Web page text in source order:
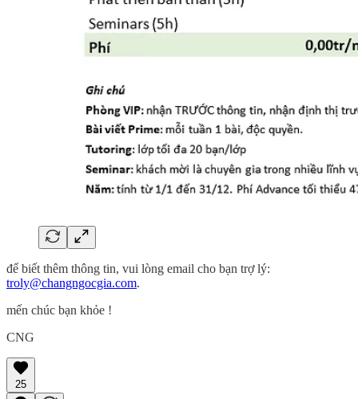
để biết thêm thông tin, vui lòng email cho bạn trợ lý:
troly@changngocgia.com.
mến chúc bạn khỏe !
CNG
25